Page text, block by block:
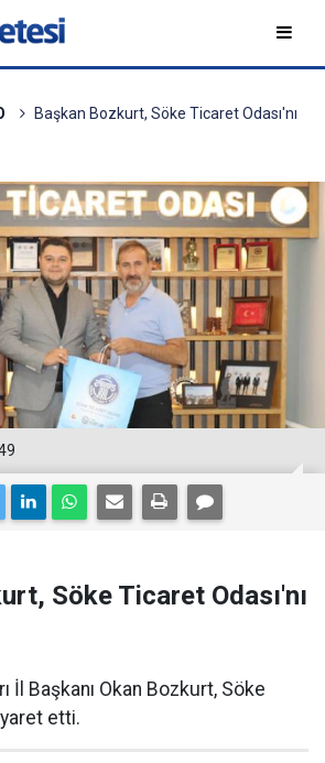
Başkan Bozkurt, Söke Ticaret Odası'nı
Söke Ticaret Odası'nı
İl Başkanı Okan Bozkurt, Söke
etti.